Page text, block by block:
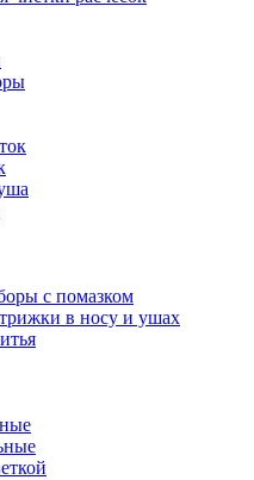
с помазком
в носу и ушах